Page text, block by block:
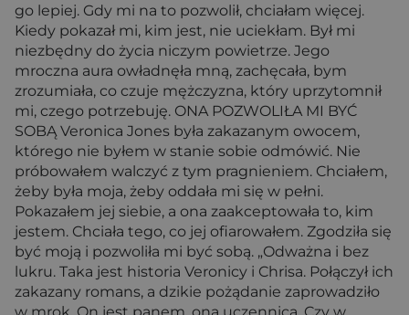
go lepiej. Gdy mi na to pozwolił, chciałam więcej.
Kiedy pokazał mi, kim jest, nie uciekłam. Był mi
niezbędny do życia niczym powietrze. Jego
mroczna aura owładnęła mną, zachęcała, bym
zrozumiała, co czuje mężczyzna, który uprzytomnił
mi, czego potrzebuję. ONA POZWOLIŁA MI BYĆ
SOBĄ Veronica Jones była zakazanym owocem,
którego nie byłem w stanie sobie odmówić. Nie
próbowałem walczyć z tym pragnieniem. Chciałem,
żeby była moja, żeby oddała mi się w pełni.
Pokazałem jej siebie, a ona zaakceptowała to, kim
jestem. Chciała tego, co jej ofiarowałem. Zgodziła się
być moją i pozwoliła mi być sobą. „Odważna i bez
lukru. Taka jest historia Veronicy i Chrisa. Połączył ich
zakazany romans, a dzikie pożądanie zaprowadziło